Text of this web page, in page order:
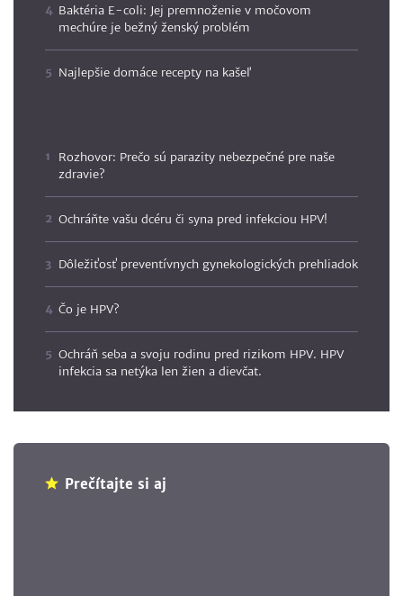
Baktéria E-coli: Jej premnoženie v močovom
mechúre je bežný ženský problém
Najlepšie domáce recepty na kašeľ
Rozhovor: Prečo sú parazity nebezpečné pre naše
zdravie?
Ochráňte vašu dcéru či syna pred infekciou HPV!
Dôležiťosť preventívnych gynekologických prehliadok
Čo je HPV?
Ochráň seba a svoju rodinu pred rizikom HPV. HPV
infekcia sa netýka len žien a dievčat.
Prečítajte si aj